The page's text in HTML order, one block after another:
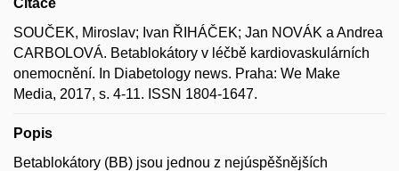
Citace
SOUČEK, Miroslav; Ivan ŘIHÁČEK; Jan NOVÁK a Andrea
CARBOLOVÁ. Betablokátory v léčbě kardiovaskulárních
onemocnění. In Diabetology news. Praha: We Make
Media, 2017, s. 4-11. ISSN 1804-1647.
Popis
Betablokátory (BB) jsou jednou z nejúspěšnějších